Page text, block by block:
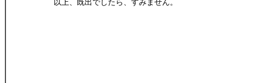
以上、既出でしたら、すみません。